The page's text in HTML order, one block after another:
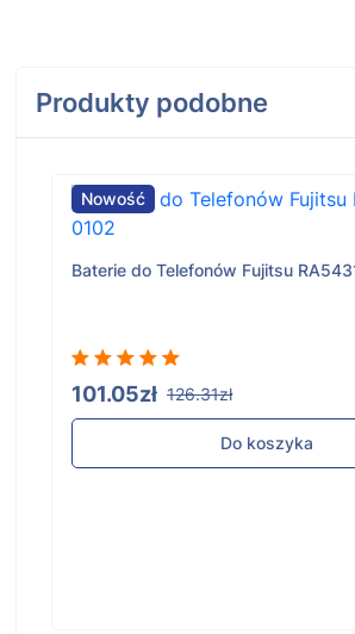
Produkty podobne
Nowość
Baterie do Telefonów Fujitsu
101.05zł 126.31zł
Do koszyka